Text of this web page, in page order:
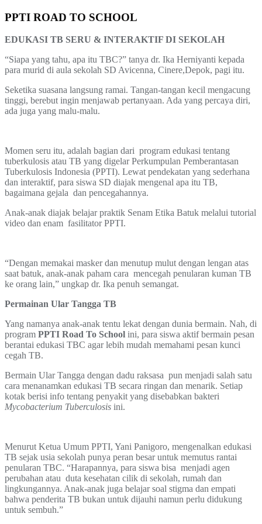
PPTI ROAD TO SCHOOL
EDUKASI TB SERU & INTERAKTIF DI SEKOLAH
“Siapa yang tahu, apa itu TBC?” tanya dr. Ika Herniyanti kepada
para murid di aula sekolah SD Avicenna, Cinere,Depok, pagi itu.
Seketika suasana langsung ramai. Tangan-tangan kecil mengacung
tinggi, berebut ingin menjawab pertanyaan. Ada yang percaya diri,
ada juga yang malu-malu.
Momen seru itu, adalah bagian dari program edukasi tentang
tuberkulosis atau TB yang digelar Perkumpulan Pemberantasan
Tuberkulosis Indonesia (PPTI). Lewat pendekatan yang sederhana
dan interaktif, para siswa SD diajak mengenal apa itu TB,
bagaimana gejala dan pencegahannya.
Anak-anak diajak belajar praktik Senam Etika Batuk melalui tutorial
video dan enam fasilitator PPTI.
“Dengan memakai masker dan menutup mulut dengan lengan atas
saat batuk, anak-anak paham cara mencegah penularan kuman TB
ke orang lain,” ungkap dr. Ika penuh semangat.
Permainan Ular Tangga TB
Yang namanya anak-anak tentu lekat dengan dunia bermain. Nah, di
program PPTI Road To School ini, para siswa aktif bermain pesan
berantai edukasi TBC agar lebih mudah memahami pesan kunci
cegah TB.
Bermain Ular Tangga dengan dadu raksasa pun menjadi salah satu
cara menanamkan edukasi TB secara ringan dan menarik. Setiap
kotak berisi info tentang penyakit yang disebabkan bakteri
Mycobacterium Tuberculosis ini.
Menurut Ketua Umum PPTI, Yani Panigoro, mengenalkan edukasi
TB sejak usia sekolah punya peran besar untuk memutus rantai
penularan TBC. “Harapannya, para siswa bisa menjadi agen
perubahan atau duta kesehatan cilik di sekolah, rumah dan
lingkungannya. Anak-anak juga belajar soal stigma dan empati
bahwa penderita TB bukan untuk dijauhi namun perlu didukung
untuk sembuh.”